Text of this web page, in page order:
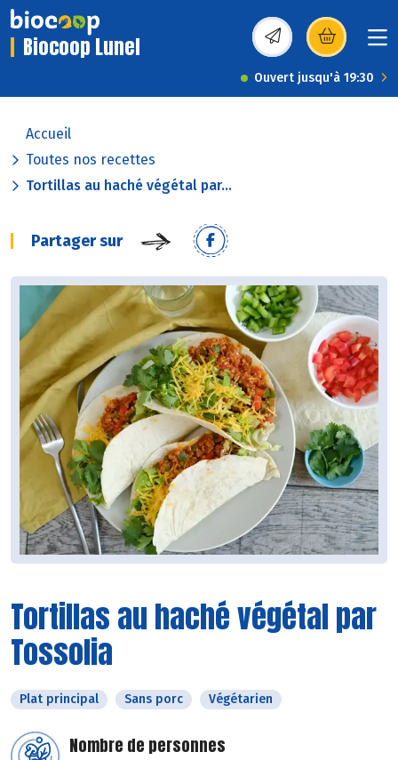
Biocoop Lunel (s’ouvre dans une
Ouvert jusqu'à 19:30
Accueil
Toutes nos recettes
Tortillas au haché végétal par...
Partager sur
Tortillas au haché végétal par
Tossolia
Plat principal Sans porc Végétarien
Nombre de personnes